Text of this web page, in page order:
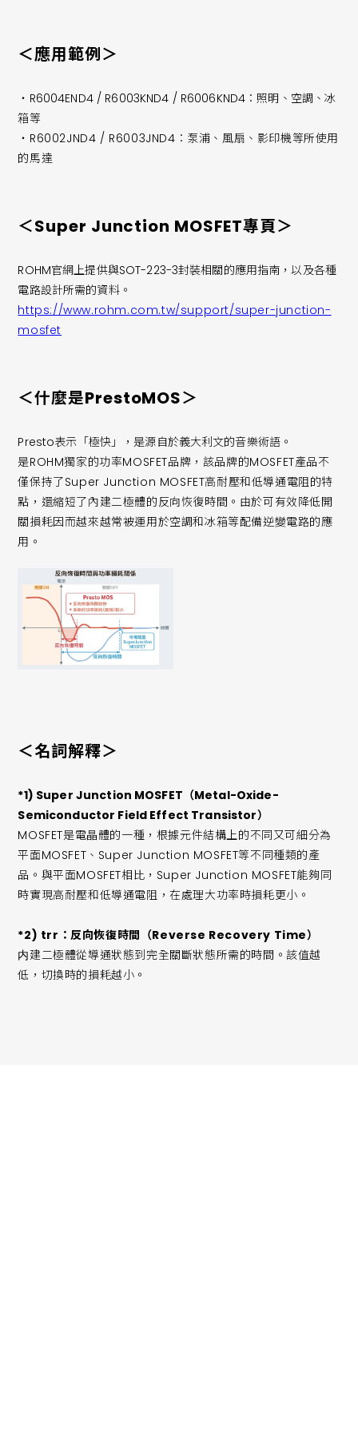
＜應用範例＞
・R6004END4 / R6003KND4 / R6006KND4：照明、空調、冰
箱等
・R6002JND4 / R6003JND4：泵浦、風扇、影印機等所使用
的馬達
＜Super Junction MOSFET專頁＞
ROHM官網上提供與SOT-223-3封裝相關的應用指南，以及各種
電路設計所需的資料。
https://www.rohm.com.tw/support/super-junction-
mosfet
＜什麼是PrestoMOS＞
Presto表示「極快」，是源自於義大利文的音樂術語。
是ROHM獨家的功率MOSFET品牌，該品牌的MOSFET產品不
僅保持了Super Junction MOSFET高耐壓和低導通電阻的特
點，還縮短了內建二極體的反向恢復時間。由於可有效降低開
關損耗因而越來越常被運用於空調和冰箱等配備逆變電路的應
用。
＜名詞解釋＞
*1) Super Junction MOSFET（Metal-Oxide-
Semiconductor Field Effect Transistor）
MOSFET是電晶體的一種，根據元件結構上的不同又可細分為
平面MOSFET、Super Junction MOSFET等不同種類的產
品。與平面MOSFET相比，Super Junction MOSFET能夠同
時實現高耐壓和低導通電阻，在處理大功率時損耗更小。
*2) trr：反向恢復時間（Reverse Recovery Time）
内建二極體從導通狀態到完全關斷狀態所需的時間。該值越
低，切換時的損耗越小。